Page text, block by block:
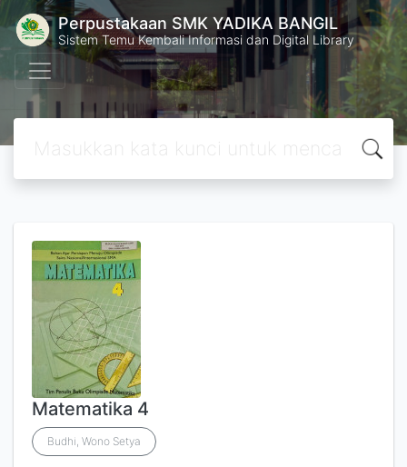
Perpustakaan SMK YADIKA BANGIL
Sistem Temu Kembali Informasi dan Digital Library
Matematika 4
Budhi, Wono Setya